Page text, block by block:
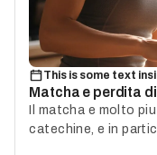
This is some text
Matcha e perdita
Il matcha e molto
catechine, e in